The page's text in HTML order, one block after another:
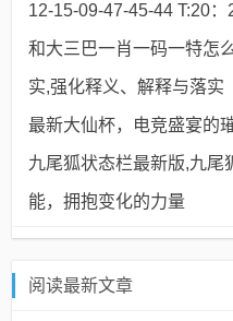
12-15-09-47-45-44 T:20
和大三巴一肖一码一特怎
实,强化释义、解释与落实​
最新大仙杯，电竞盛宴的
九尾狐状态栏最新版,九尾
能，拥抱变化的力量
阅读最新文章